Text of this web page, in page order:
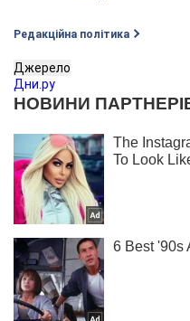
Редакційна політика
Джерело
Дни.ру